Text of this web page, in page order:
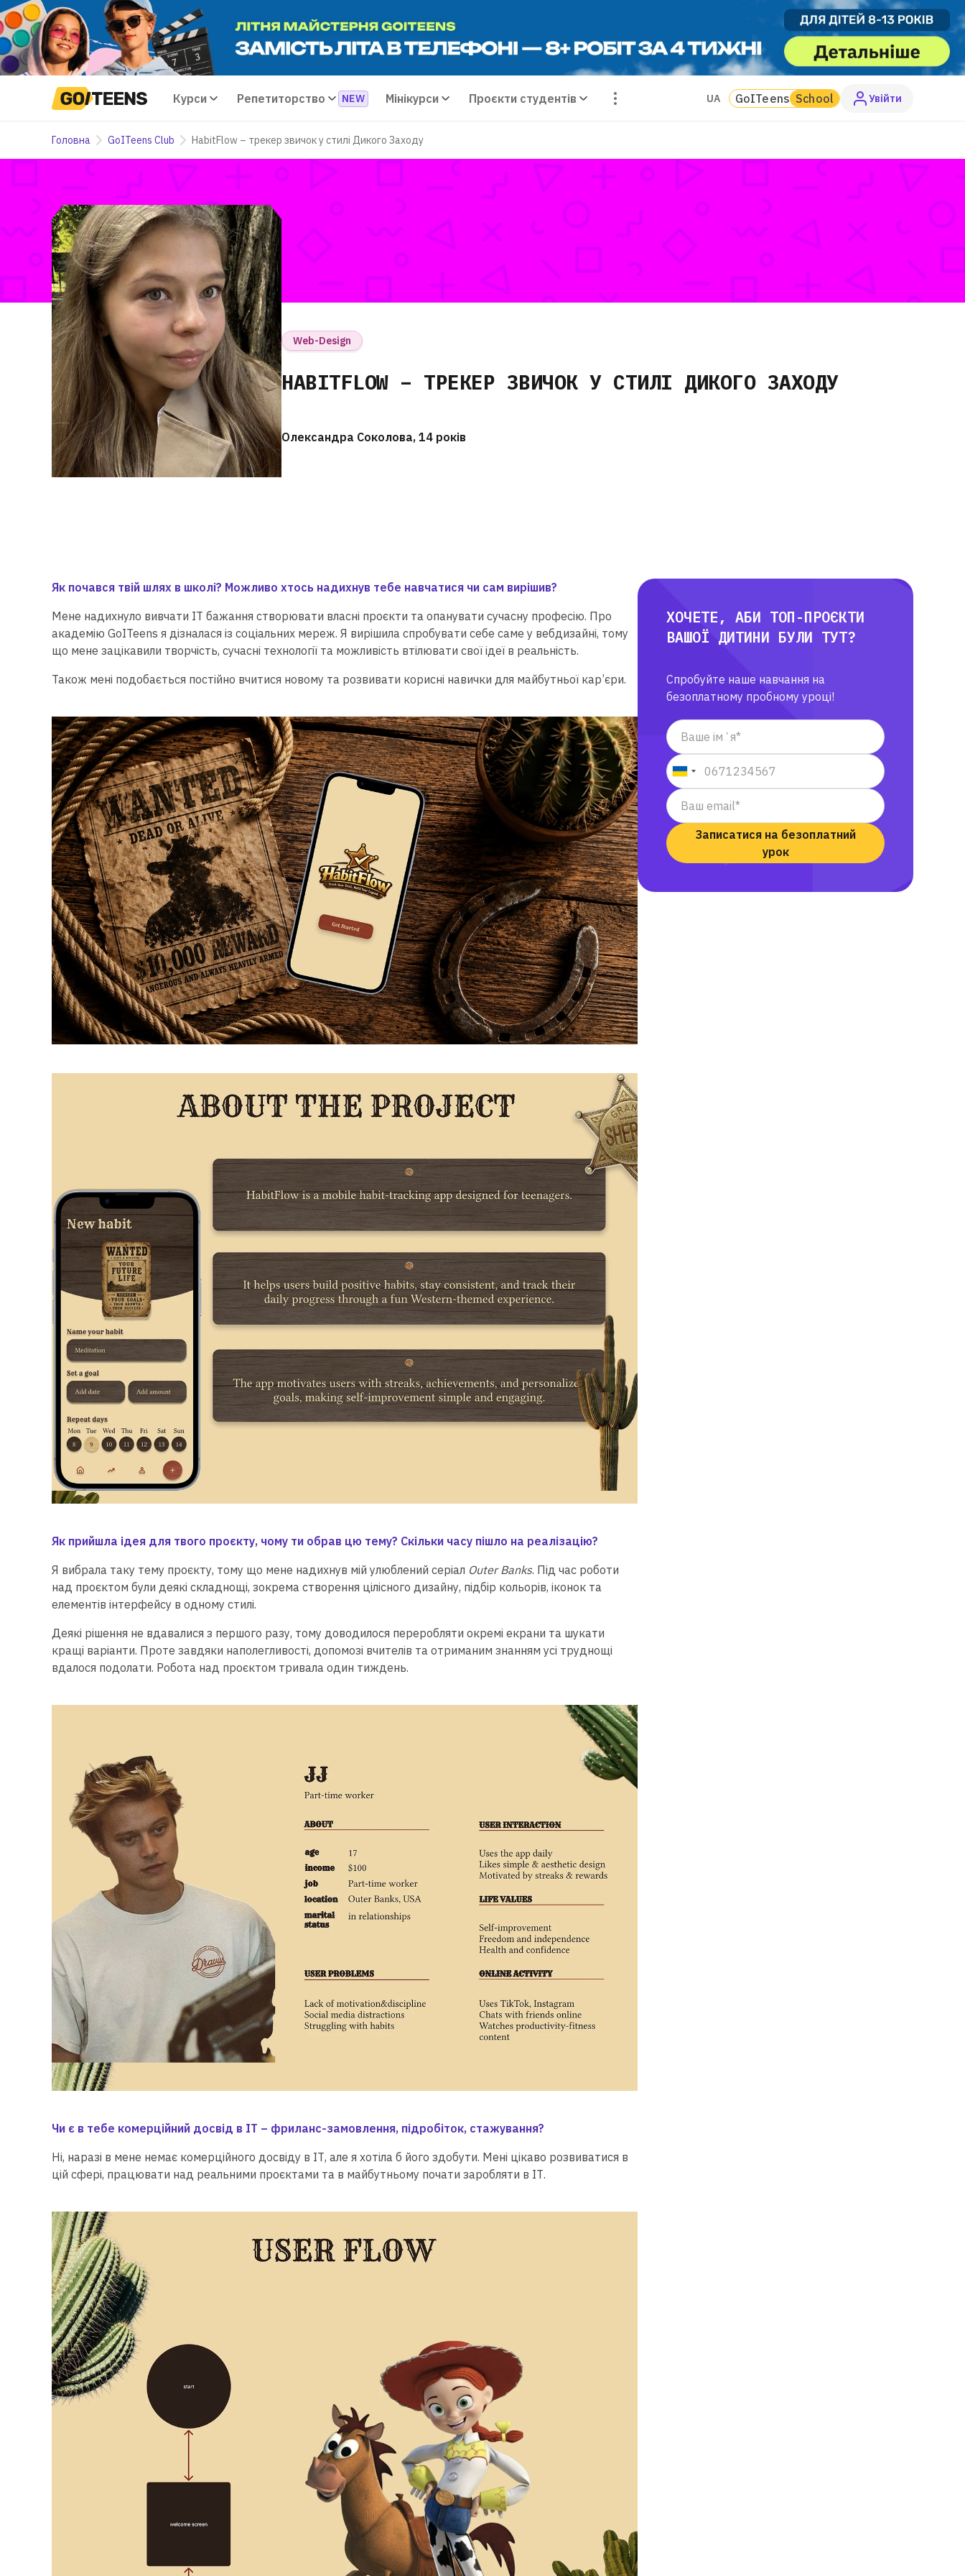
Курси Репетиторство Мінікурси Проєкти студентів UA GoITeens School Увiйти
Головна GoITeens Club HabitFlow – трекер звичок у стилі Дикого Заходу
Web-Design
HABITFLOW – ТРЕКЕР ЗВИЧОК У СТИЛІ ДИКОГО ЗАХОДУ
Олександра Соколова, 14 років
ХОЧЕТЕ, АБИ ТОП-ПРОЄКТИ
ВАШОЇ ДИТИНИ БУЛИ ТУТ?
Спробуйте наше навчання на
безоплатному пробному уроці!
Записатися на безоплатний
урок
Як почався твій шлях в школі? Можливо хтось надихнув тебе навчатися чи сам вирішив?
Мене надихнуло вивчати ІТ бажання створювати власні проєкти та опанувати сучасну професію. Про
академію GoITeens я дізналася із соціальних мереж. Я вирішила спробувати себе саме у вебдизайні, тому
що мене зацікавили творчість, сучасні технології та можливість втілювати свої ідеї в реальність.
Також мені подобається постійно вчитися новому та розвивати корисні навички для майбутньої кар’єри.
Як прийшла ідея для твого проєкту, чому ти обрав цю тему? Скільки часу пішло на реалізацію?
Я вибрала таку тему проєкту, тому що мене надихнув мій улюблений серіал Outer Banks. Під час роботи
над проєктом були деякі складнощі, зокрема створення цілісного дизайну, підбір кольорів, іконок та
елементів інтерфейсу в одному стилі.
Деякі рішення не вдавалися з першого разу, тому доводилося переробляти окремі екрани та шукати
кращі варіанти. Проте завдяки наполегливості, допомозі вчителів та отриманим знанням усі труднощі
вдалося подолати. Робота над проєктом тривала один тиждень.
Чи є в тебе комерційний досвід в ІТ – фриланс-замовлення, підробіток, стажування?
Ні, наразі в мене немає комерційного досвіду в ІТ, але я хотіла б його здобути. Мені цікаво розвиватися в
цій сфері, працювати над реальними проєктами та в майбутньому почати заробляти в ІТ.